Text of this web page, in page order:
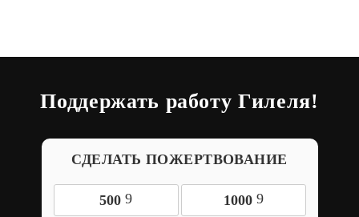
Поддержать работу Гилеля!
СДЕЛАТЬ ПОЖЕРТВОВАНИЕ
500 9 1000 9